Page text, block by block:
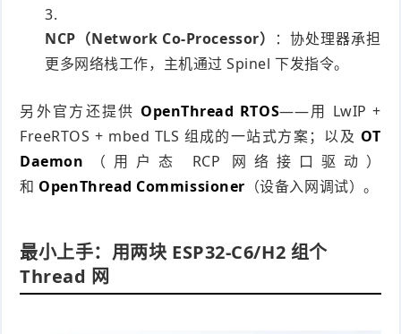
NCP（Network Co-Processor）
：协处理器承担
更多网络栈工作，主机通过 Spinel 下发指令。
另外官方还提供 OpenThread RTOS——用 LwIP +
FreeRTOS + mbed TLS 组成的一站式方案；以及 OT
Daemon （用户态 RCP 网络接口驱动）
和 OpenThread Commissioner （设备入网调试）。
最小上手：用两块 ESP32-C6/H2 组个
Thread 网